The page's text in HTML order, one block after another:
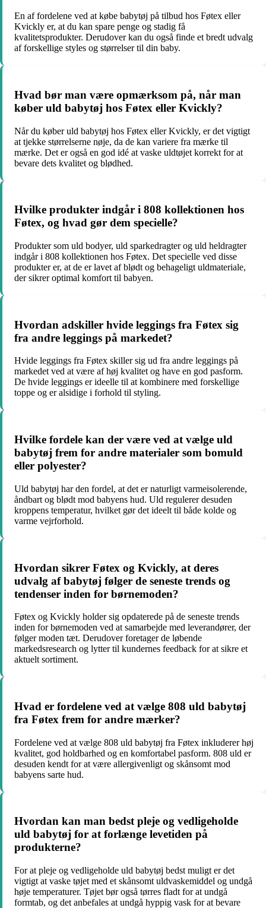
En af fordelene ved at købe babytøj på tilbud hos Føtex eller
Kvickly er, at du kan spare penge og stadig få
kvalitetsprodukter. Derudover kan du også finde et bredt udvalg
af forskellige styles og størrelser til din baby.
Hvad bør man være opmærksom på, når man
køber uld babytøj hos Føtex eller Kvickly?
Når du køber uld babytøj hos Føtex eller Kvickly, er det vigtigt
at tjekke størrelserne nøje, da de kan variere fra mærke til
mærke. Det er også en god idé at vaske uldtøjet korrekt for at
bevare dets kvalitet og blødhed.
Hvilke produkter indgår i 808 kollektionen hos
Føtex, og hvad gør dem specielle?
Produkter som uld bodyer, uld sparkedragter og uld heldragter
indgår i 808 kollektionen hos Føtex. Det specielle ved disse
produkter er, at de er lavet af blødt og behageligt uldmateriale,
der sikrer optimal komfort til babyen.
Hvordan adskiller hvide leggings fra Føtex sig
fra andre leggings på markedet?
Hvide leggings fra Føtex skiller sig ud fra andre leggings på
markedet ved at være af høj kvalitet og have en god pasform.
De hvide leggings er ideelle til at kombinere med forskellige
toppe og er alsidige i forhold til styling.
Hvilke fordele kan der være ved at vælge uld
babytøj frem for andre materialer som bomuld
eller polyester?
Uld babytøj har den fordel, at det er naturligt varmeisolerende,
åndbart og blødt mod babyens hud. Uld regulerer desuden
kroppens temperatur, hvilket gør det ideelt til både kolde og
varme vejrforhold.
Hvordan sikrer Føtex og Kvickly, at deres
udvalg af babytøj følger de seneste trends og
tendenser inden for børnemoden?
Føtex og Kvickly holder sig opdaterede på de seneste trends
inden for børnemoden ved at samarbejde med leverandører, der
følger moden tæt. Derudover foretager de løbende
markedsresearch og lytter til kundernes feedback for at sikre et
aktuelt sortiment.
Hvad er fordelene ved at vælge 808 uld babytøj
fra Føtex frem for andre mærker?
Fordelene ved at vælge 808 uld babytøj fra Føtex inkluderer høj
kvalitet, god holdbarhed og en komfortabel pasform. 808 uld er
desuden kendt for at være allergivenligt og skånsomt mod
babyens sarte hud.
Hvordan kan man bedst pleje og vedligeholde
uld babytøj for at forlænge levetiden på
produkterne?
For at pleje og vedligeholde uld babytøj bedst muligt er det
vigtigt at vaske tøjet med et skånsomt uldvaskemiddel og undgå
høje temperaturer. Tøjet bør også tørres fladt for at undgå
formtab, og det anbefales at undgå hyppig vask for at bevare